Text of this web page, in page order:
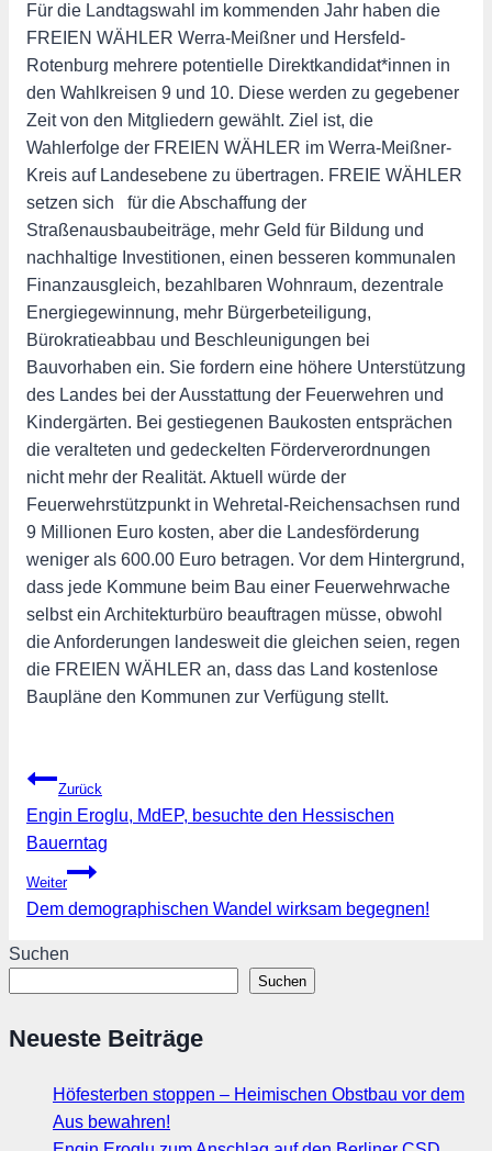
Für die Landtagswahl im kommenden Jahr haben die
FREIEN WÄHLER Werra-Meißner und Hersfeld-
Rotenburg mehrere potentielle Direktkandidat*innen in
den Wahlkreisen 9 und 10. Diese werden zu gegebener
Zeit von den Mitgliedern gewählt. Ziel ist, die
Wahlerfolge der FREIEN WÄHLER im Werra-Meißner-
Kreis auf Landesebene zu übertragen. FREIE WÄHLER
setzen sich für die Abschaffung der
Straßenausbaubeiträge, mehr Geld für Bildung und
nachhaltige Investitionen, einen besseren kommunalen
Finanzausgleich, bezahlbaren Wohnraum, dezentrale
Energiegewinnung, mehr Bürgerbeteiligung,
Bürokratieabbau und Beschleunigungen bei
Bauvorhaben ein. Sie fordern eine höhere Unterstützung
des Landes bei der Ausstattung der Feuerwehren und
Kindergärten. Bei gestiegenen Baukosten entsprächen
die veralteten und gedeckelten Förderverordnungen
nicht mehr der Realität. Aktuell würde der
Feuerwehrstützpunkt in Wehretal-Reichensachsen rund
9 Millionen Euro kosten, aber die Landesförderung
weniger als 600.00 Euro betragen. Vor dem Hintergrund,
dass jede Kommune beim Bau einer Feuerwehrwache
selbst ein Architekturbüro beauftragen müsse, obwohl
die Anforderungen landesweit die gleichen seien, regen
die FREIEN WÄHLER an, dass das Land kostenlose
Baupläne den Kommunen zur Verfügung stellt.
Beitragsnavigation
Zurück
Engin Eroglu, MdEP, besuchte den Hessischen
Bauerntag
Weiter
Dem demographischen Wandel wirksam begegnen!
Suchen
Suchen
Neueste Beiträge
Höfesterben stoppen – Heimischen Obstbau vor dem
Aus bewahren!